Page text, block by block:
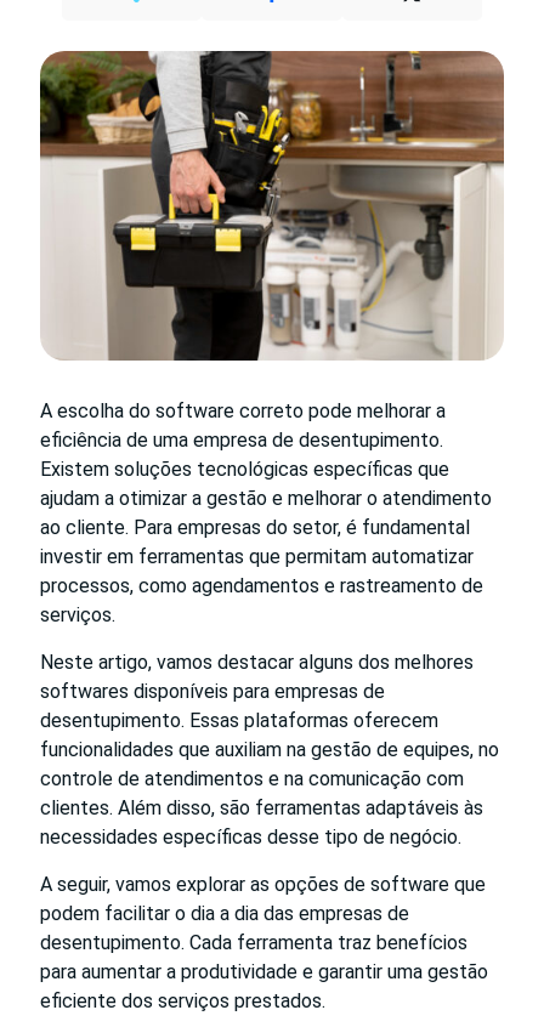
A escolha do software correto pode melhorar a
eficiência de uma empresa de desentupimento.
Existem soluções tecnológicas específicas que
ajudam a otimizar a gestão e melhorar o atendimento
ao cliente. Para empresas do setor, é fundamental
investir em ferramentas que permitam automatizar
processos, como agendamentos e rastreamento de
serviços.
Neste artigo, vamos destacar alguns dos melhores
softwares disponíveis para empresas de
desentupimento. Essas plataformas oferecem
funcionalidades que auxiliam na gestão de equipes, no
controle de atendimentos e na comunicação com
clientes. Além disso, são ferramentas adaptáveis às
necessidades específicas desse tipo de negócio.
A seguir, vamos explorar as opções de software que
podem facilitar o dia a dia das empresas de
desentupimento. Cada ferramenta traz benefícios
para aumentar a produtividade e garantir uma gestão
eficiente dos serviços prestados.